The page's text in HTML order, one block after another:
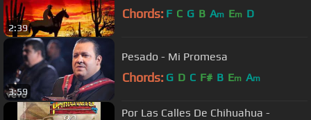
2:39
Chords: F C G B Am Em D
3:59
Pesado - Mi Promesa
Chords: G D C F# B Em Am
Por Las Calles De Chihuahua -